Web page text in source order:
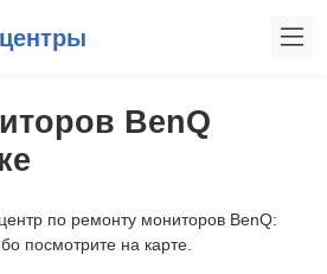
BenQ
по ремонту мониторов BenQ:
посмотрите на карте.